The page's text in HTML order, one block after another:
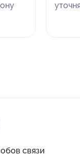
связи